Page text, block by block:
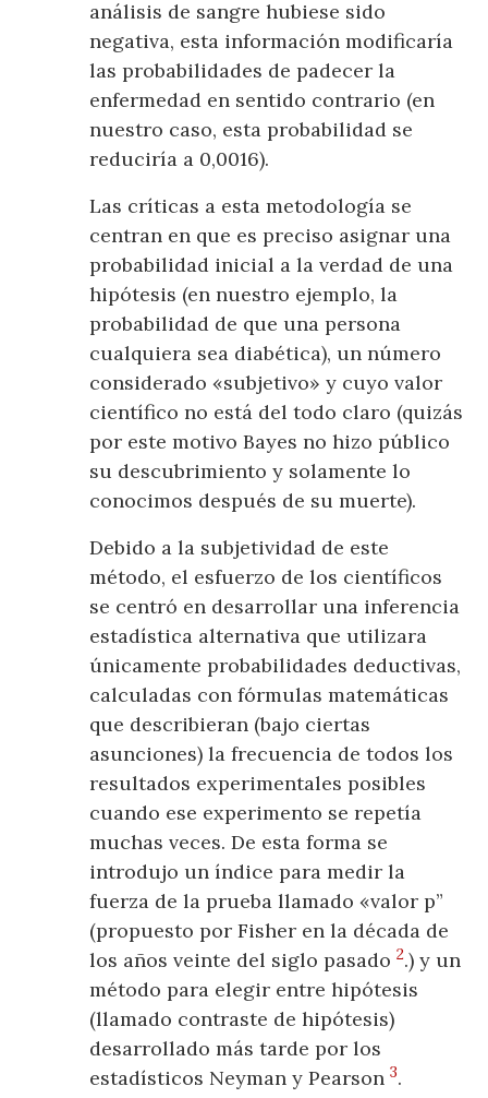
análisis de sangre hubiese sido
negativa, esta información modificaría
las probabilidades de padecer la
enfermedad en sentido contrario (en
nuestro caso, esta probabilidad se
reduciría a 0,0016).
Las críticas a esta metodología se
centran en que es preciso asignar una
probabilidad inicial a la verdad de una
hipótesis (en nuestro ejemplo, la
probabilidad de que una persona
cualquiera sea diabética), un número
considerado «subjetivo» y cuyo valor
científico no está del todo claro (quizás
por este motivo Bayes no hizo público
su descubrimiento y solamente lo
conocimos después de su muerte).
Debido a la subjetividad de este
método, el esfuerzo de los científicos
se centró en desarrollar una inferencia
estadística alternativa que utilizara
únicamente probabilidades deductivas,
calculadas con fórmulas matemáticas
que describieran (bajo ciertas
asunciones) la frecuencia de todos los
resultados experimentales posibles
cuando ese experimento se repetía
muchas veces. De esta forma se
introdujo un índice para medir la
fuerza de la prueba llamado «valor p”
(propuesto por Fisher en la década de
los años veinte del siglo pasado2.) y un
método para elegir entre hipótesis
(llamado contraste de hipótesis)
desarrollado más tarde por los
estadísticos Neyman y Pearson3.